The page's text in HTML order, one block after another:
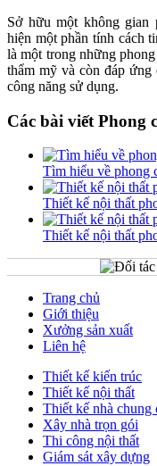
Sở hữu một không gian
hiện một phần tính cách
là một trong những
thẩm mỹ và còn đáp
công năng sử dụng.
Các bài viết Phong
Tìm hiểu về phong
Thiết kế nội thất
Thiết kế nội thất
Trang chủ
Giới thiệu
Xưởng sản xuất
Liên hệ
Thiết kế kiến trúc
Thiết kế nội thất
Thiết kế nhà chung
Xây nhà trọn gói
Thi công nội thất
Giám sát xây dựng